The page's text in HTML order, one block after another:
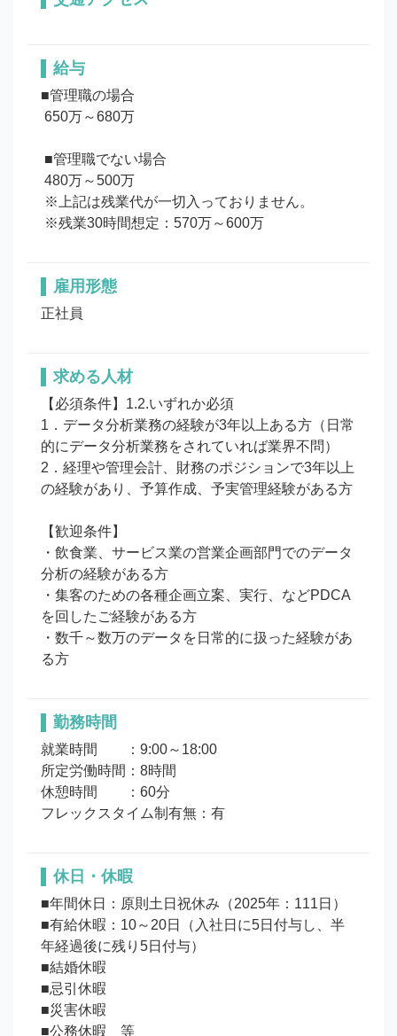
給与
■管理職の場合
※残業30時間想定：570万～600万
雇用形態
正社員
求める人材
【必須条件】1.2.いずれか必須
1．データ分析業務の経験が3年以上ある方（日常
的にデータ分析業務をされていれば業界不問）
2．経理や管理会計、財務のポジションで3年以上
の経験があり、予算作成、予実管理経験がある方
【歓迎条件】
・飲食業、サービス業の営業企画部門でのデータ
分析の経験がある方
・集客のための各種企画立案、実行、などPDCA
を回したご経験がある方
・数千～数万のデータを日常的に扱った経験があ
る方
勤務時間
就業時間　　：9:00～18:00
所定労働時間：8時間
休憩時間　　：60分
フレックスタイム制有無：有
休日・休暇
■年間休日：原則土日祝休み（2025年：111日）
■有給休暇：10～20日（入社日に5日付与し、半
年経過後に残り5日付与）
■結婚休暇
■忌引休暇
■災害休暇